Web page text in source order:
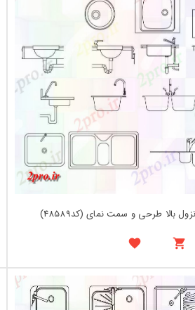
بالا طرحی و سمت نمای (کد48589)